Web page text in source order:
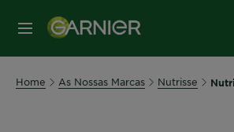
MENU
Home As Nossas Marcas Nutrisse